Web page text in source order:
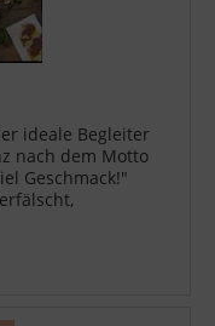
ideale Begleiter
nach dem Motto
Geschmack!"
gut...